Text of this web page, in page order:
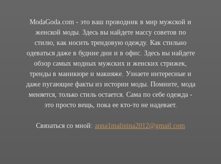
ModaGoda.com - это ваш проводник в мир мужской и
женской моды. Здесь вы найдете массу советов по
стилю, как носить трендовую одежду. Как стильно
одеваться даже в будние дни и в офис. Здесь вы найдете
обзор самых модных мужских и женских стрижек,
тренды в маникюре и макияже. Узнаете интересные и
даже пугающие факты из истории моды. Помните, мода
меняется, только стиль остается. Сама по себе одежда -
это просто вещь, пока ее кто-то не надевает.
Связаться со мной: anna1malinina2012@gmail.com